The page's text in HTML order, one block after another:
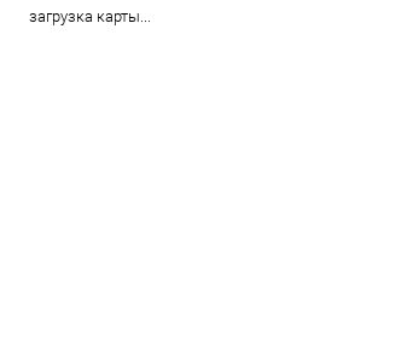
36 37
загрузка карты...